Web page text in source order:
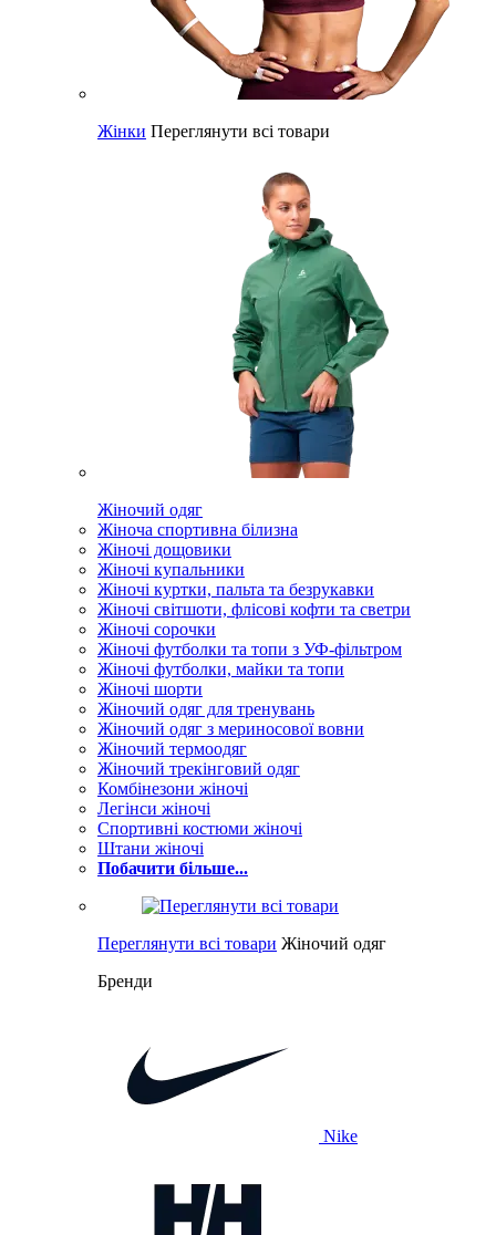
Жінки Переглянути всі товари
Жіночий одяг
Жіноча спортивна білизна
Жіночі дощовики
Жіночі купальники
Жіночі куртки, пальта та безрукавки
Жіночі світшоти, флісові кофти та светри
Жіночі сорочки
Жіночі футболки та топи з УФ-фільтром
Жіночі футболки, майки та топи
Жіночі шорти
Жіночий одяг для тренувань
Жіночий одяг з мериносової вовни
Жіночий термоодяг
Жіночий трекінговий одяг
Комбінезони жіночі
Легінси жіночі
Спортивні костюми жіночі
Штани жіночі
Побачити більше...
Переглянути всі товари Жіночий одяг
Бренди
Nike